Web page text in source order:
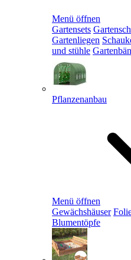
Menü öffnen
Gartensets
Gartenliegen
und stühle
Pflanzenanbau
Menü öffnen
Gewächshäuser
Blumentöpfe